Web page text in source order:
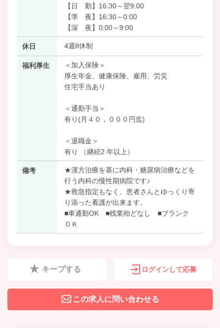
【日 勤】16:30～翌9:00
【準 夜】16:30～0:00
【深 夜】0:00～9:00
休日 4週8休制
福利厚生
＜加入保険＞
厚生年金、健康保険、雇用、労災
住宅手当あり
＜通勤手当＞
有り(月４０，０００円迄)
＜退職金＞
有り （継続2 年以上）
備考
★漢方治療を基に内科・糖尿病治療などを
行う内科の慢性期病院です♪
★救急指定もなく、患者さんとゆっくり寄
り添った看護が出来ます。
■車通勤OK ■残業殆どなし ■ブランク
ＯＫ
キープする ログインして応募
この求人に問い合わせる